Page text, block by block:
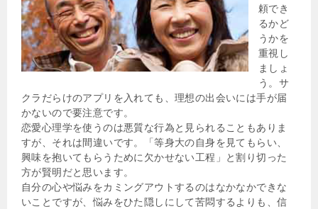
頼でき
るかど
うかを
重視し
ましょ
う。サ
クラだらけのアプリを入れても、理想の出会いには手が届
かないので要注意です。
恋愛心理学を使うのは悪質な行為と見られることもありま
すが、それは間違いです。「等身大の自身を見てもらい、
興味を抱いてもらうために欠かせない工程」と割り切った
方が賢明だと思います。
自分の心や悩みをカミングアウトするのはなかなかできな
いことですが、悩みをひた隠しにして苦悶するよりも、信